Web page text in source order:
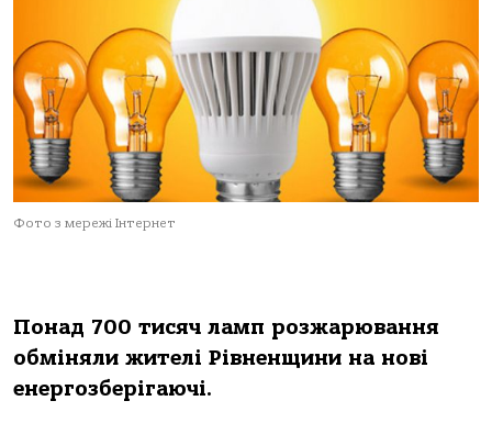
Фото з мережі Інтернет
Понад 700 тисяч ламп розжарювання
обміняли жителі Рівненщини на нові
енергозберігаючі.